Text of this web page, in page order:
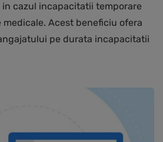
cazul incapacitatii temporare
Acest beneficiu ofera
pe durata incapacitatii